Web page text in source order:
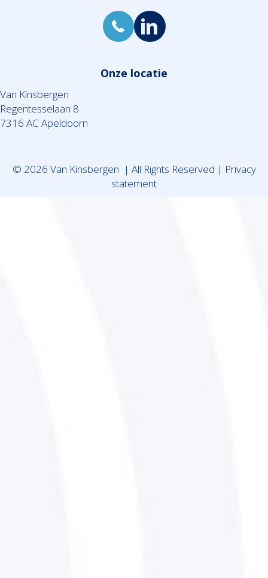
Onze locatie
Van Kinsbergen
Regentesselaan 8
7316 AC Apeldoorn
© 2026 Van Kinsbergen | All Rights Reserved | Privacy
statement